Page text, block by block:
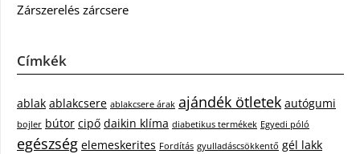
Zárszerelés zárcsere
Címkék
ablak ablakcsere ablakcsere árak ajándék ötletek autógumi
bojler bútor cipő daikin klíma diabetikus termékek Egyedi póló
egészség elemeskerites Fordítás gyulladáscsökkentő gél lakk